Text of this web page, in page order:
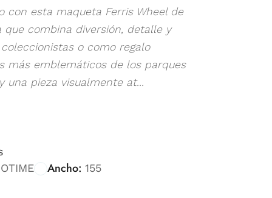
con esta maqueta Ferris Wheel de
que combina diversión, detalle y
o como regalo
más emblemáticos de los parques
una pieza visualmente at...
Ancho: 155